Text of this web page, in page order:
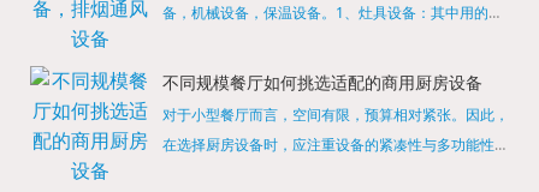
备，机械设备，保温设备。1、灶具设备：其中用的较
缺少的，经过相关检测证明的合格设备才能进行使用，
不同规模餐厅如何挑选适配的商用厨房设备
对于小型餐厅而言，空间有限，预算相对紧张。因此，
在选择厨房设备时，应注重设备的紧凑性与多功能性。